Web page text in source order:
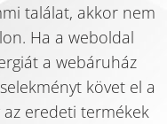
találat, akkor nem
Ha a weboldal
a webáruház
követ el a
az eredeti termékek